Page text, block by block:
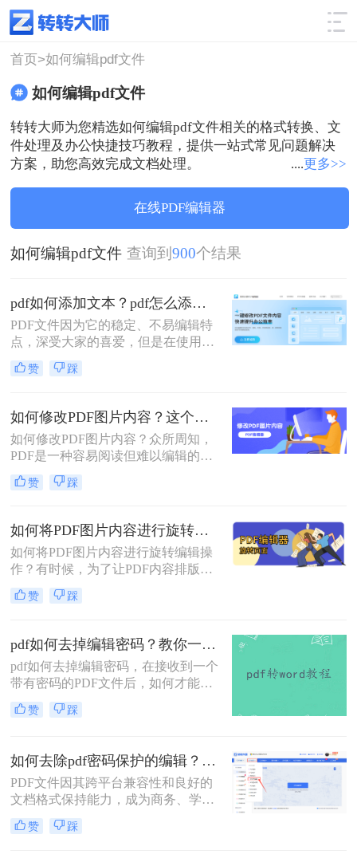
使用技巧 筛选
首页>如何编辑pdf文件
如何编辑pdf文件
转转大师为您精选如何编辑pdf文件相关的格式转换、文
件处理及办公快捷技巧教程，提供一站式常见问题解决
方案，助您高效完成文档处理。
....更多>>
在线PDF编辑器
如何编辑pdf文件 查询到900个结果
pdf如何添加文本？pdf怎么添加图片进去？
PDF文件因为它的稳定、不易编辑特
点，深受大家的喜爱，但是在使用过
程中也会出现一些小问题，比如有小
伙伴不知道pdf如何添加文本。那今天
文档，快来看看吧！​
赞 踩
如何修改PDF图片内容？这个方法快速学会！
如何修改PDF图片内容？众所周知，
PDF是一种容易阅读但难以编辑的文
件格式类型。但是，我们经常会遇到
修改和编写PDF图片文件的情况，事
实现常用pdf图片编辑需求，我们一起
来看看操作方法吧！
赞 踩
如何将PDF图片内容进行旋转编辑？这三步教你轻松掌握！
如何将PDF图片内容进行旋转编辑操
作？有时候，为了让PDF内容排版看
起来更漂亮、更合理，我们应该调整
文档中的文本、图片等元素
赞 踩
pdf如何去掉编辑密码？教你一种解除密码的在线方法！
pdf如何去掉编辑密码，在接收到一个
带有密码的PDF文件后，如何才能解
除文件中的密码？在当今这个互联网
时代下，必须随时具备防范意识来维
最为普遍的是为PDF文件添加密码。
问题在于我们已获得PDF文件去编辑
使用，但是也要每开启一次都要输入
一次密码，比较繁琐，所以干脆可以
解除密码，今天教给你一个在线解除
赞 踩
如何去除pdf密码保护的编辑？教你两个小方法！
PDF文件因其跨平台兼容性和良好的
文档格式保持能力，成为商务、学习
和日常工作中不可或缺的文件格式。
然而，为了保护文件不被随意修改，
赞 踩